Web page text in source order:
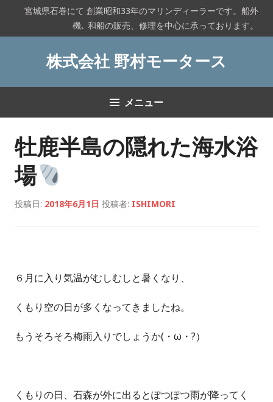
テ
宮城県石巻にて 創業昭和33年のマリンディーラーです。船外
機､ 和船の販売、修理を中心に承っております。
株式会社 野村モータース
メニュー
牡鹿半島の隠れた海水浴
場
投稿日: 2018年6月1日 投稿者: ISHIMORI
６月に入り気温がむしむしと暑くなり、
くもり空の日が多くなってきましたね。
もうそろそろ梅雨入りでしょうか(・ω・?）
くもりの日、石森が外に出るとぽつぽつ雨が降ってく